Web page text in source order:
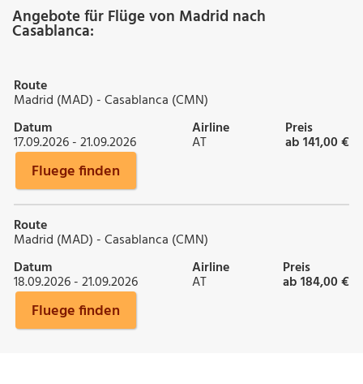
Angebote für Flüge von Madrid nach
Casablanca:
Route
Madrid (MAD) - Casablanca (CMN)
Datum
17.09.2026 - 21.09.2026
Airline
AT
Preis
ab 141,00 €
Fluege finden
Route
Madrid (MAD) - Casablanca (CMN)
Datum
18.09.2026 - 21.09.2026
Airline
AT
Preis
ab 184,00 €
Fluege finden